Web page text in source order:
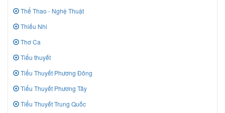
Thể Thao - Nghệ Thuật
Thiếu Nhi
Thơ Ca
Tiểu thuyết
Tiểu Thuyết Phương Đông
Tiểu Thuyết Phương Tây
Tiểu Thuyết Trung Quốc